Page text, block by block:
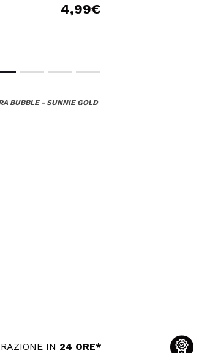
4,99€
BUBBLE - SUNNIE GOLD
IN 24 ORE*